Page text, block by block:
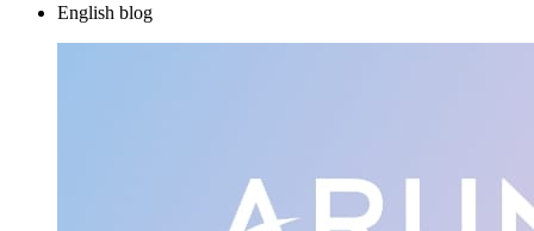
English blog